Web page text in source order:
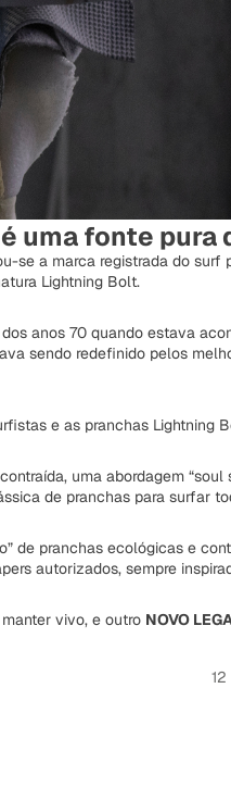
é uma fonte
se a marca registrada do surf
Lightning Bolt.
anos 70 quando estava
sendo redefinido pelos
e as pranchas Lightning
uma abordagem
de pranchas para surfar
de pranchas ecológicas e
autorizados, sempre
vivo, e outro NOVO